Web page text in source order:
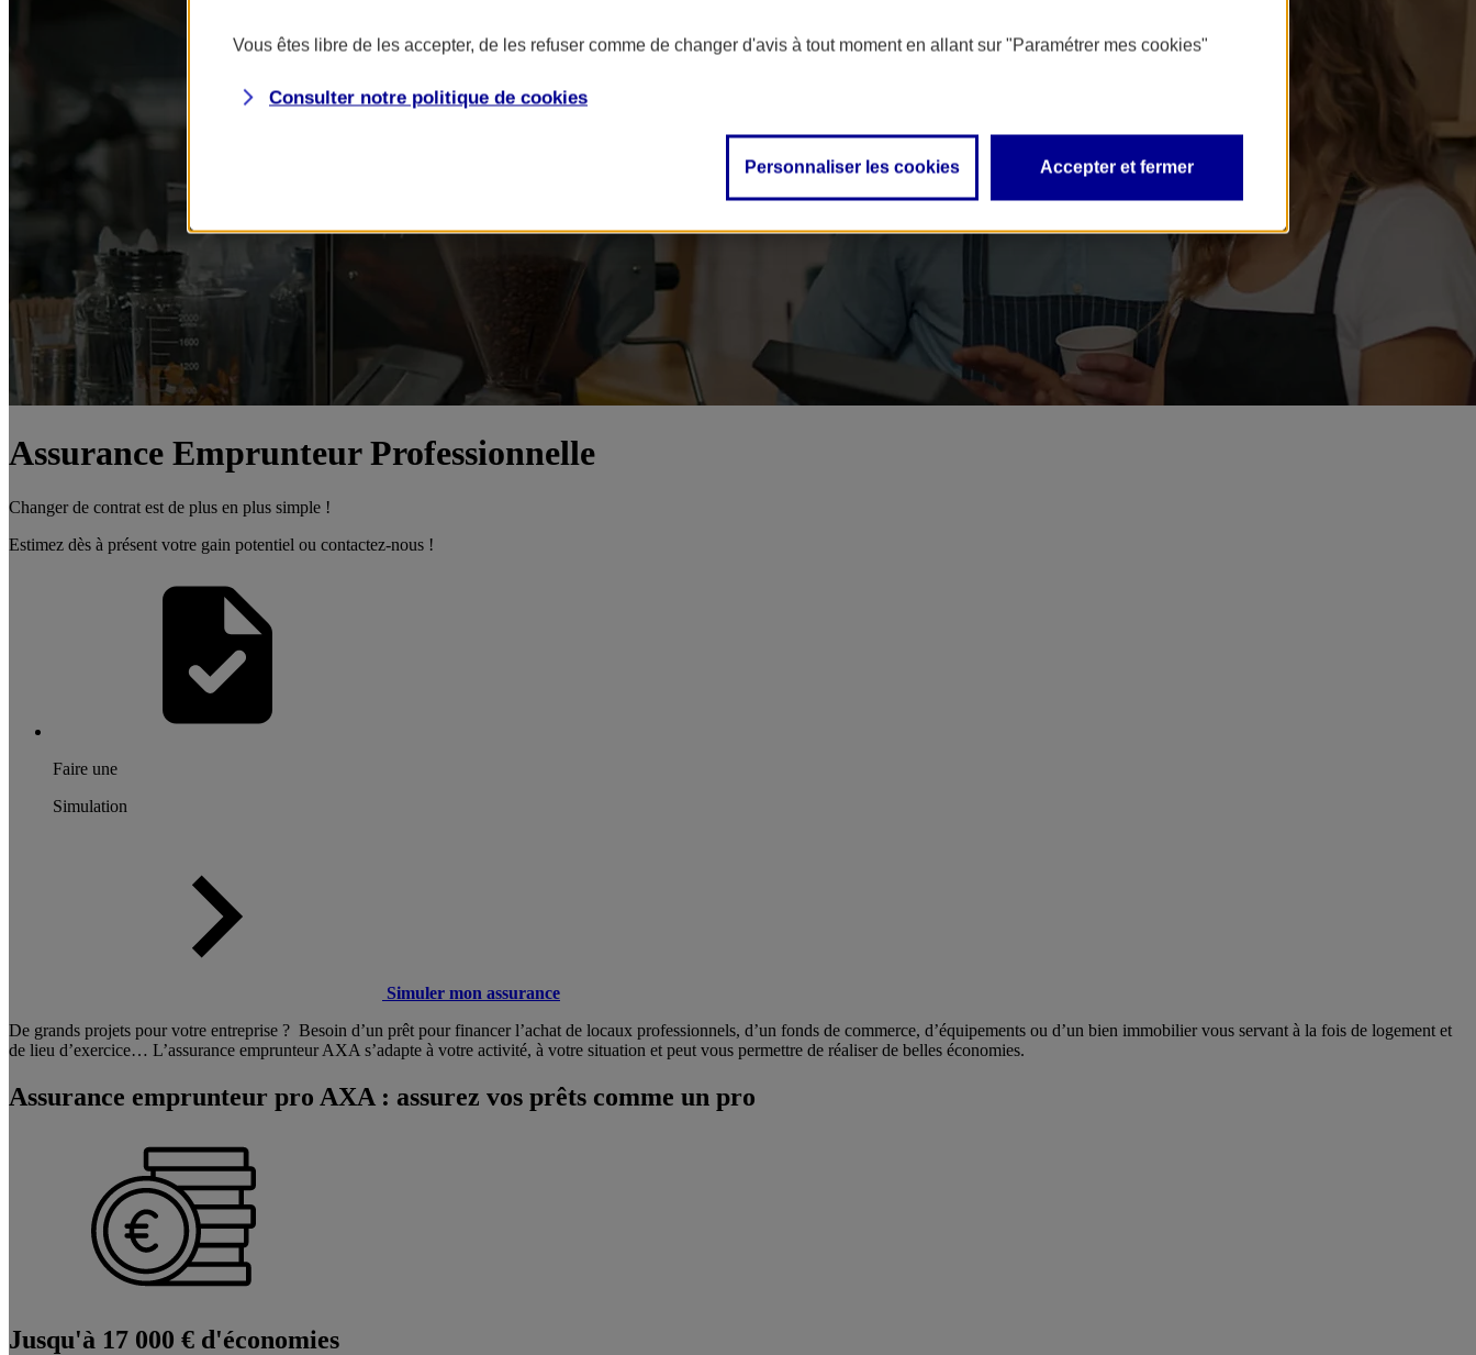
Assurance Emprunteur Professionnelle
Changer de contrat est de plus en plus simple !
Estimez dès à présent votre gain potentiel ou contactez-nous !
Faire une
Simulation
Simuler mon assurance
De grands projets pour votre entreprise ? Besoin d’un prêt pour financer l’achat de locaux professionnels, d’un fonds de commerce, d’équipements ou d’un bien immobilier vous servant à la fois de logement et
de lieu d’exercice… L’assurance emprunteur AXA s’adapte à votre activité, à votre situation et peut vous permettre de réaliser de belles économies.
Assurance emprunteur pro AXA : assurez vos prêts comme un pro
Jusqu'à 17 000 € d'économies
Vous êtes libre de les accepter, de les refuser comme de changer d'avis à tout moment en allant sur "Paramétrer mes cookies"
Consulter notre politique de cookies
Personnaliser les cookies Accepter et fermer